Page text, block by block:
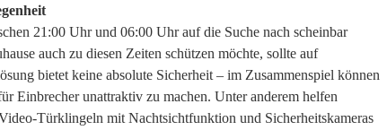
21:00 Uhr und 06:00 Uhr auf die Suche nach scheinbar
auch zu diesen Zeiten schützen möchte, sollte auf
bietet keine absolute Sicherheit – im Zusammenspiel können
Einbrecher unattraktiv zu machen. Unter anderem helfen
Türklingeln mit Nachtsichtfunktion und Sicherheitskameras